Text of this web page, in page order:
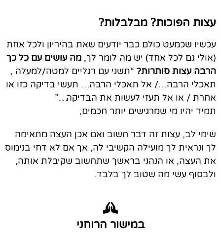
עצות הפוכות? מבלבלות?
עכשיו שכמעט כולם כבר יודעים שאת בהיריון ולכל אחת
(אולי גם לכל אחד) יש מה לומר לך, מה עושים עם כל כך
הרבה עצות סותרות? “תשני עם רגליים למטה/למעלה ,
תאכלי הרבה…/ אל תאכלי הרבה… תעשי בדיקה כזו או
אחרת / או אל תעזי לעשות את הבדיקה…”
תמיד יהיו מי שמרגישים יותר חכמים,
שימי לב, עצות זה דבר חשוב ואם אכן העצה מתאימה
לך ונראית לך מועילה הקשיבי לה, אך אם לא דחי בנימוס
את העצה, או הנהני בראשך שתחשוב שקיבלת אותה,
ולבסוף עשי מה שטוב לך בלבד.
במישור הרוחני